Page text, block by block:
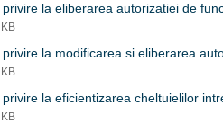
la eliberarea autorizatiei de
la modificarea si eliberarea
la eficientizarea cheltuielilor